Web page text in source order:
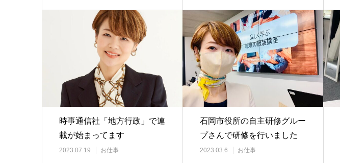
時事通信社「地方行政」で連
載が始まってます
2023.07.19 お仕事
石岡市役所の自主研修グルー
プさんで研修を行いました
2023.03.6 お仕事